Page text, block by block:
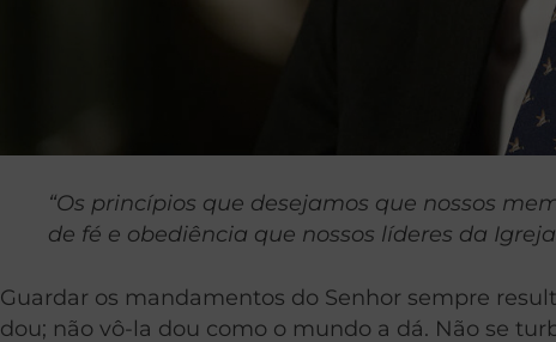
“Os princípios que desejamos que nossos
de fé e obediência que nossos líderes da
Guardar os mandamentos do Senhor sempre
dou; não vô-la dou como o mundo a dá. Não se